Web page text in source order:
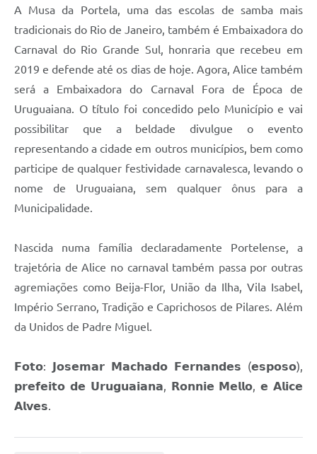
Colégio Agrícola Municipal
SIM - Serviço de Inspeção Municipal
Vigilância Ambiental em Saúde
COPIR - Coordenadoria de Promoção de Igualdade Racial
Galeria de Fotos
Contratos
Notícias
Galeria de Vídeos
Links
Termos de Uso & Política de Privacidade
A Musa da Portela, uma das escolas de samba mais
tradicionais do Rio de Janeiro, também é Embaixadora do
Carnaval do Rio Grande Sul, honraria que recebeu em
2019 e defende até os dias de hoje. Agora, Alice também
será a Embaixadora do Carnaval Fora de Época de
Uruguaiana. O título foi concedido pelo Município e vai
possibilitar que a beldade divulgue o evento
representando a cidade em outros municípios, bem como
participe de qualquer festividade carnavalesca, levando o
nome de Uruguaiana, sem qualquer ônus para a
Municipalidade.
Nascida numa família declaradamente Portelense, a
trajetória de Alice no carnaval também passa por outras
agremiações como Beija-Flor, União da Ilha, Vila Isabel,
Império Serrano, Tradição e Caprichosos de Pilares. Além
da Unidos de Padre Miguel.
𝗙𝗼𝘁𝗼: 𝗝𝗼𝘀𝗲𝗺𝗮𝗿 𝗠𝗮𝗰𝗵𝗮𝗱𝗼 𝗙𝗲𝗿𝗻𝗮𝗻𝗱𝗲𝘀 (𝗲𝘀𝗽𝗼𝘀𝗼),
𝗽𝗿𝗲𝗳𝗲𝗶𝘁𝗼 𝗱𝗲 𝗨𝗿𝘂𝗴𝘂𝗮𝗶𝗮𝗻𝗮, 𝗥𝗼𝗻𝗻𝗶𝗲 𝗠𝗲𝗹𝗹𝗼, 𝗲 𝗔𝗹𝗶𝗰𝗲
𝗔𝗹𝘃𝗲𝘀.